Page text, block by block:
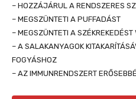
– HOZZÁJÁRUL A RENDSZERES
– MEGSZÜNTETI A PUFFADÁST
– MEGSZÜNTETI A
– A SALAKANYAGOK
FOGYÁSHOZ
– AZ IMMUNRENDSZERT